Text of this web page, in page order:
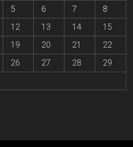
5 6 7
8
12 13 14
15
19 20 21
22
26 27 28
29